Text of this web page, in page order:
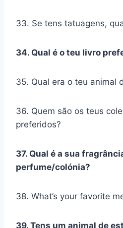
33. Se tens tatuagens,
34. Qual é o teu livro
35. Qual era o teu animal
36. Quem são os teus
preferidos?
37. Qual é a sua
perfume/colónia?
38. What’s your favorite
39. Tens um animal de